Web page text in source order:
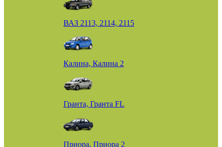
ВАЗ 2113, 2114, 2115
Калина, Калина 2
Гранта, Гранта FL
Приора, Приора 2